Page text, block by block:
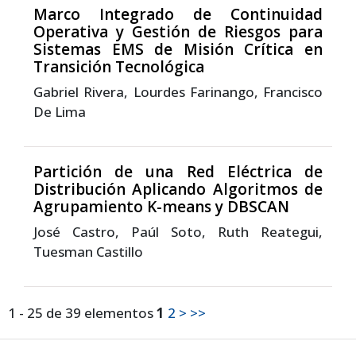
Marco Integrado de Continuidad
Operativa y Gestión de Riesgos para
Sistemas EMS de Misión Crítica en
Transición Tecnológica
Gabriel Rivera, Lourdes Farinango, Francisco
De Lima
Partición de una Red Eléctrica de
Distribución Aplicando Algoritmos de
Agrupamiento K-means y DBSCAN
José Castro, Paúl Soto, Ruth Reategui,
Tuesman Castillo
1 - 25 de 39 elementos1 2 > >>